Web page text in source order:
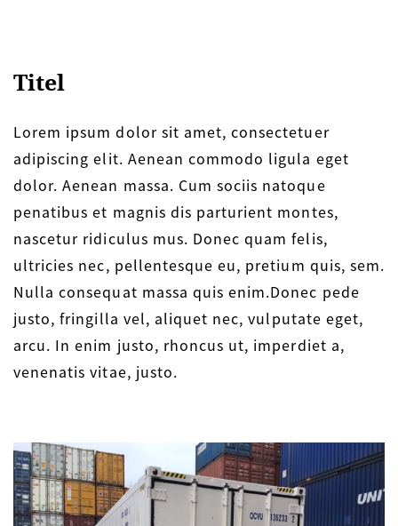
Titel
Lorem ipsum dolor sit amet, consectetuer
adipiscing elit. Aenean commodo ligula eget
dolor. Aenean massa. Cum sociis natoque
penatibus et magnis dis parturient montes,
nascetur ridiculus mus. Donec quam felis,
ultricies nec, pellentesque eu, pretium quis, sem.
Nulla consequat massa quis enim.Donec pede
justo, fringilla vel, aliquet nec, vulputate eget,
arcu. In enim justo, rhoncus ut, imperdiet a,
venenatis vitae, justo.